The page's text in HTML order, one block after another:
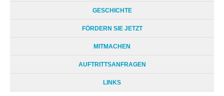
GESCHICHTE
FÖRDERN SIE JETZT
MITMACHEN
AUFTRITTSANFRAGEN
LINKS